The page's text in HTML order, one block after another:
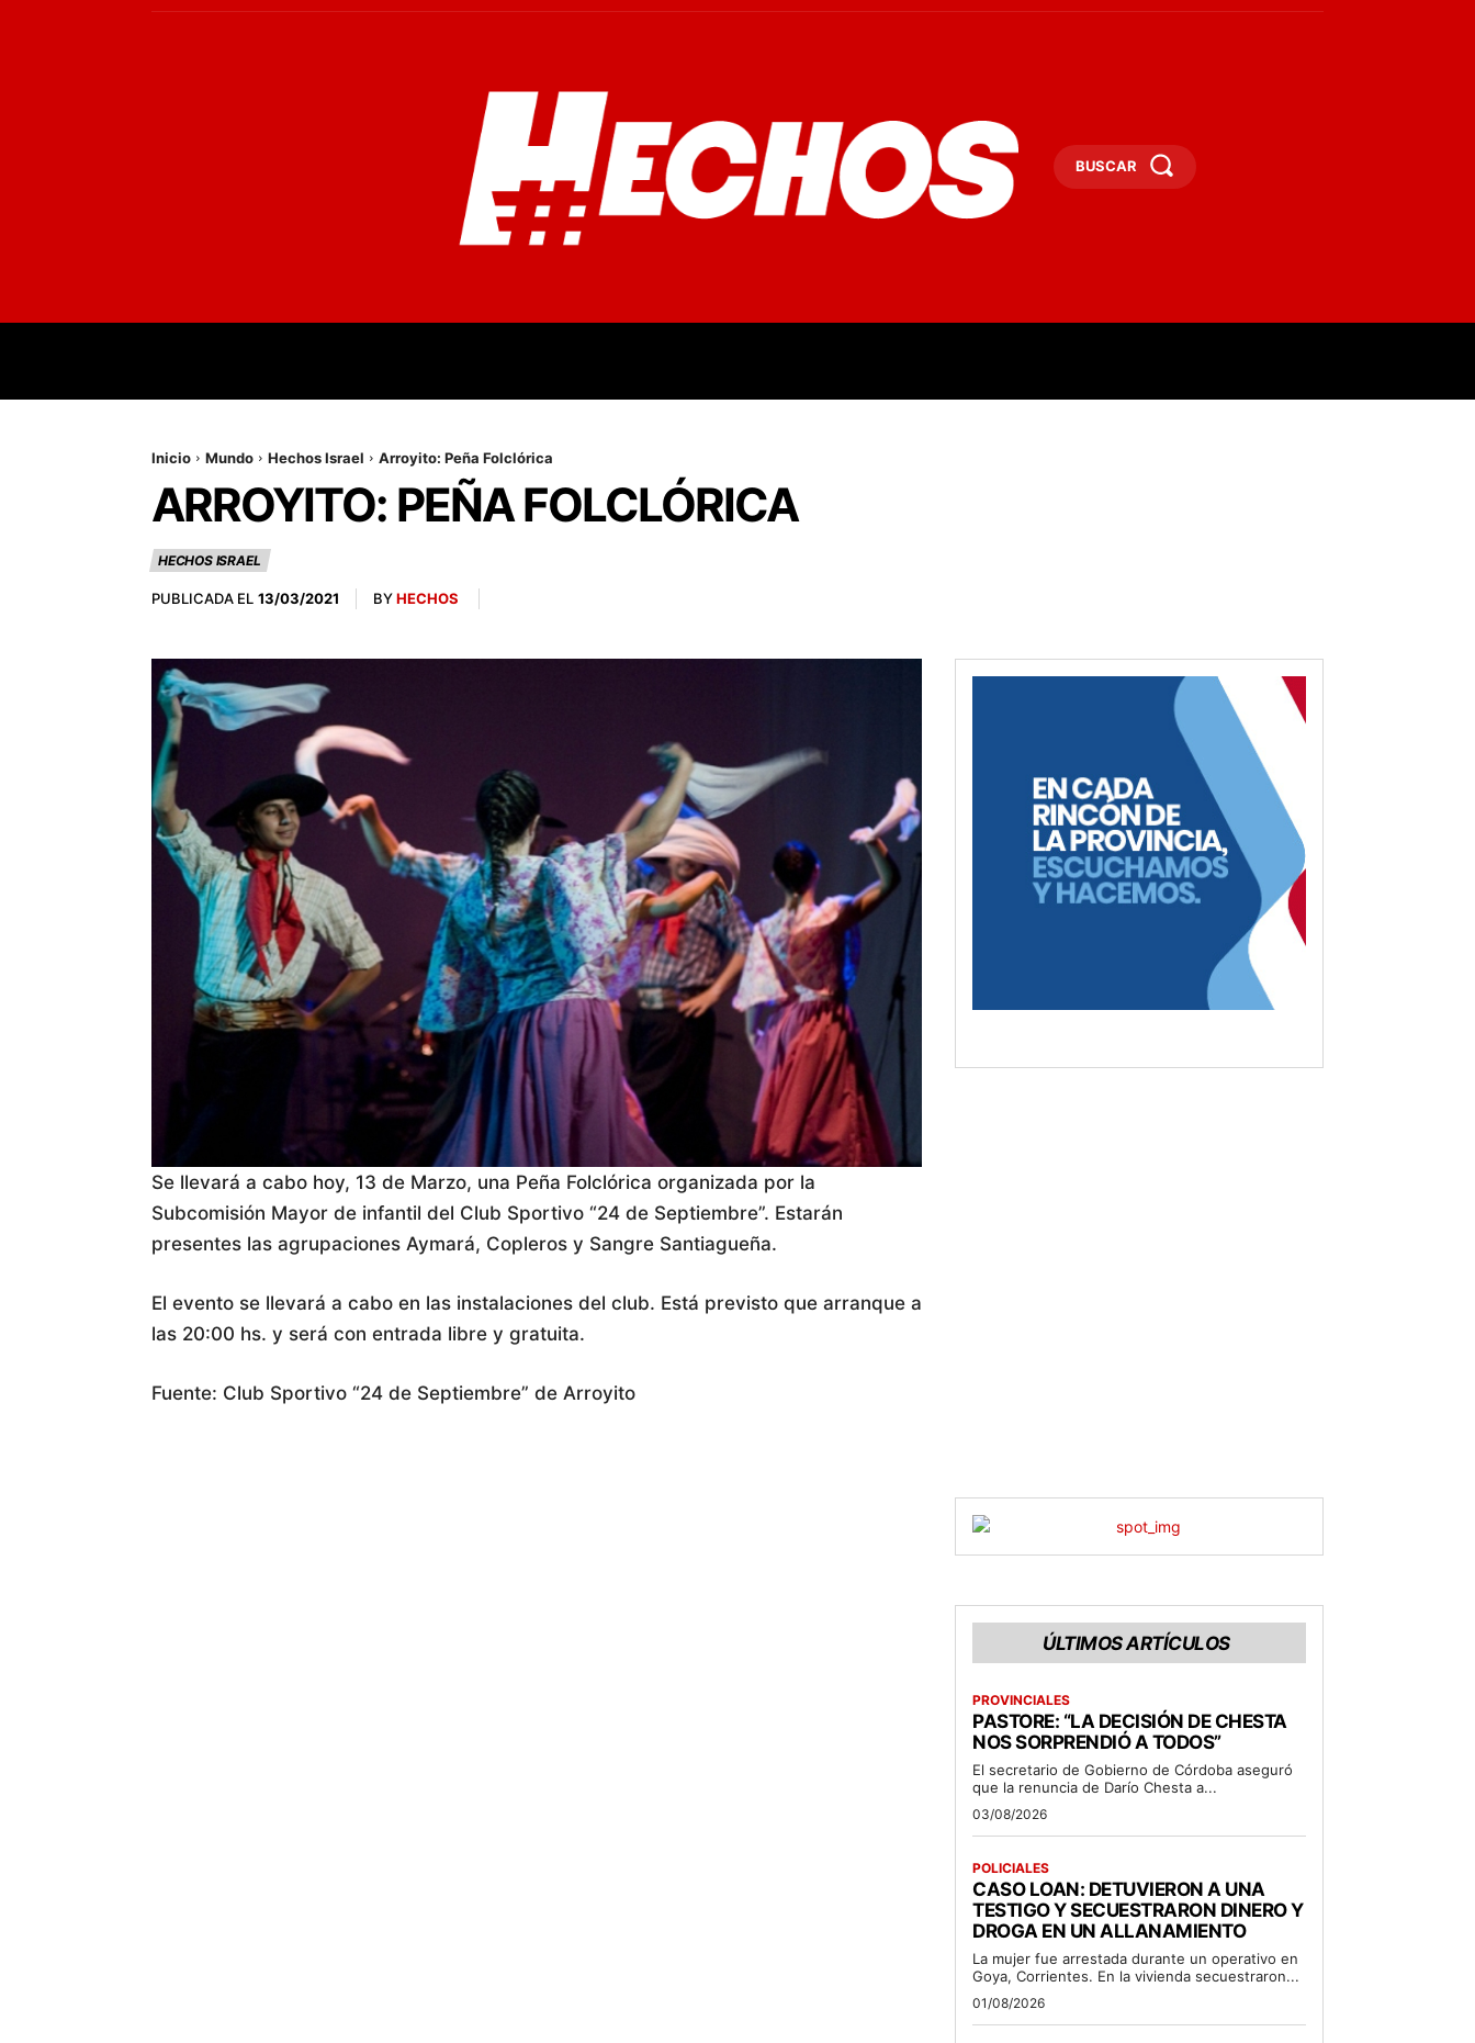
BUSCAR
Inicio Mundo Hechos Israel Arroyito: Peña Folclórica
ARROYITO: PEÑA FOLCLÓRICA
HECHOS ISRAEL
PUBLICADA EL 13/03/2021 BYHECHOS
Se llevará a cabo hoy, 13 de Marzo, una Peña Folclórica organizada por la
Subcomisión Mayor de infantil del Club Sportivo “24 de Septiembre”. Estarán
presentes las agrupaciones Aymará, Copleros y Sangre Santiagueña.
El evento se llevará a cabo en las instalaciones del club. Está previsto que arranque a
las 20:00 hs. y será con entrada libre y gratuita.
Fuente: Club Sportivo “24 de Septiembre” de Arroyito
ÚLTIMOS ARTÍCULOS
PROVINCIALES
PASTORE: “LA DECISIÓN DE CHESTA
NOS SORPRENDIÓ A TODOS”
El secretario de Gobierno de Córdoba aseguró
que la renuncia de Darío Chesta a...
03/08/2026
POLICIALES
CASO LOAN: DETUVIERON A UNA
TESTIGO Y SECUESTRARON DINERO Y
DROGA EN UN ALLANAMIENTO
La mujer fue arrestada durante un operativo en
Goya, Corrientes. En la vivienda secuestraron...
01/08/2026